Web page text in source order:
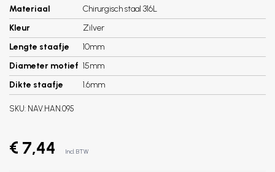
Materiaal
Chirurgisch staal 316L
Kleur
Zilver
Lengte staafje
10mm
Diameter motief 15mm
Dikte staafje
1.6mm
SKU: NAV.HAN.095
€ 7,44 Incl. BTW